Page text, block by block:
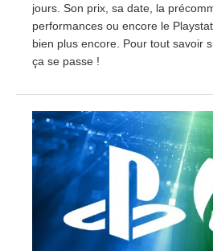
jours. Son prix, sa date, la
performances ou encore le
bien plus encore. Pour tout savoir
ça se passe !